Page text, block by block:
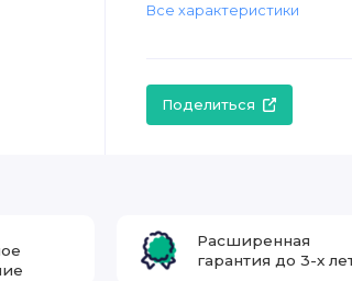
Все характеристики
Поделиться
Расширенная
гарантия до 3-х